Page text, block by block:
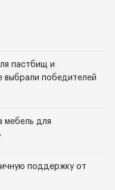
пастбищ и
выбрали победителей
мебель для
поддержку от